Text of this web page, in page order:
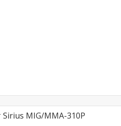
MIG/MMA-310P